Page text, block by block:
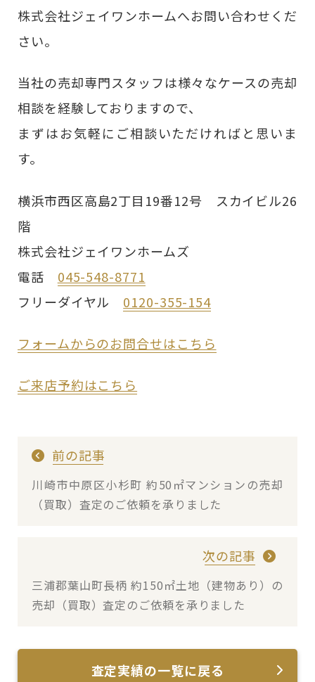
株式会社ジェイワンホームへお問い合わせくだ
さい。
当社の売却専門スタッフは様々なケースの売却
相談を経験しておりますので、
まずはお気軽にご相談いただければと思いま
す。
横浜市西区高島2丁目19番12号 スカイビル26
階
株式会社ジェイワンホームズ
電話 045-548-8771
フリーダイヤル 0120-355-154
フォームからのお問合せはこちら
ご来店予約はこちら
前の記事
川崎市中原区小杉町 約50㎡マンションの売却
（買取）査定のご依頼を承りました
次の記事
三浦郡葉山町長柄 約150㎡土地（建物あり）の
売却（買取）査定のご依頼を承りました
査定実績の一覧に戻る